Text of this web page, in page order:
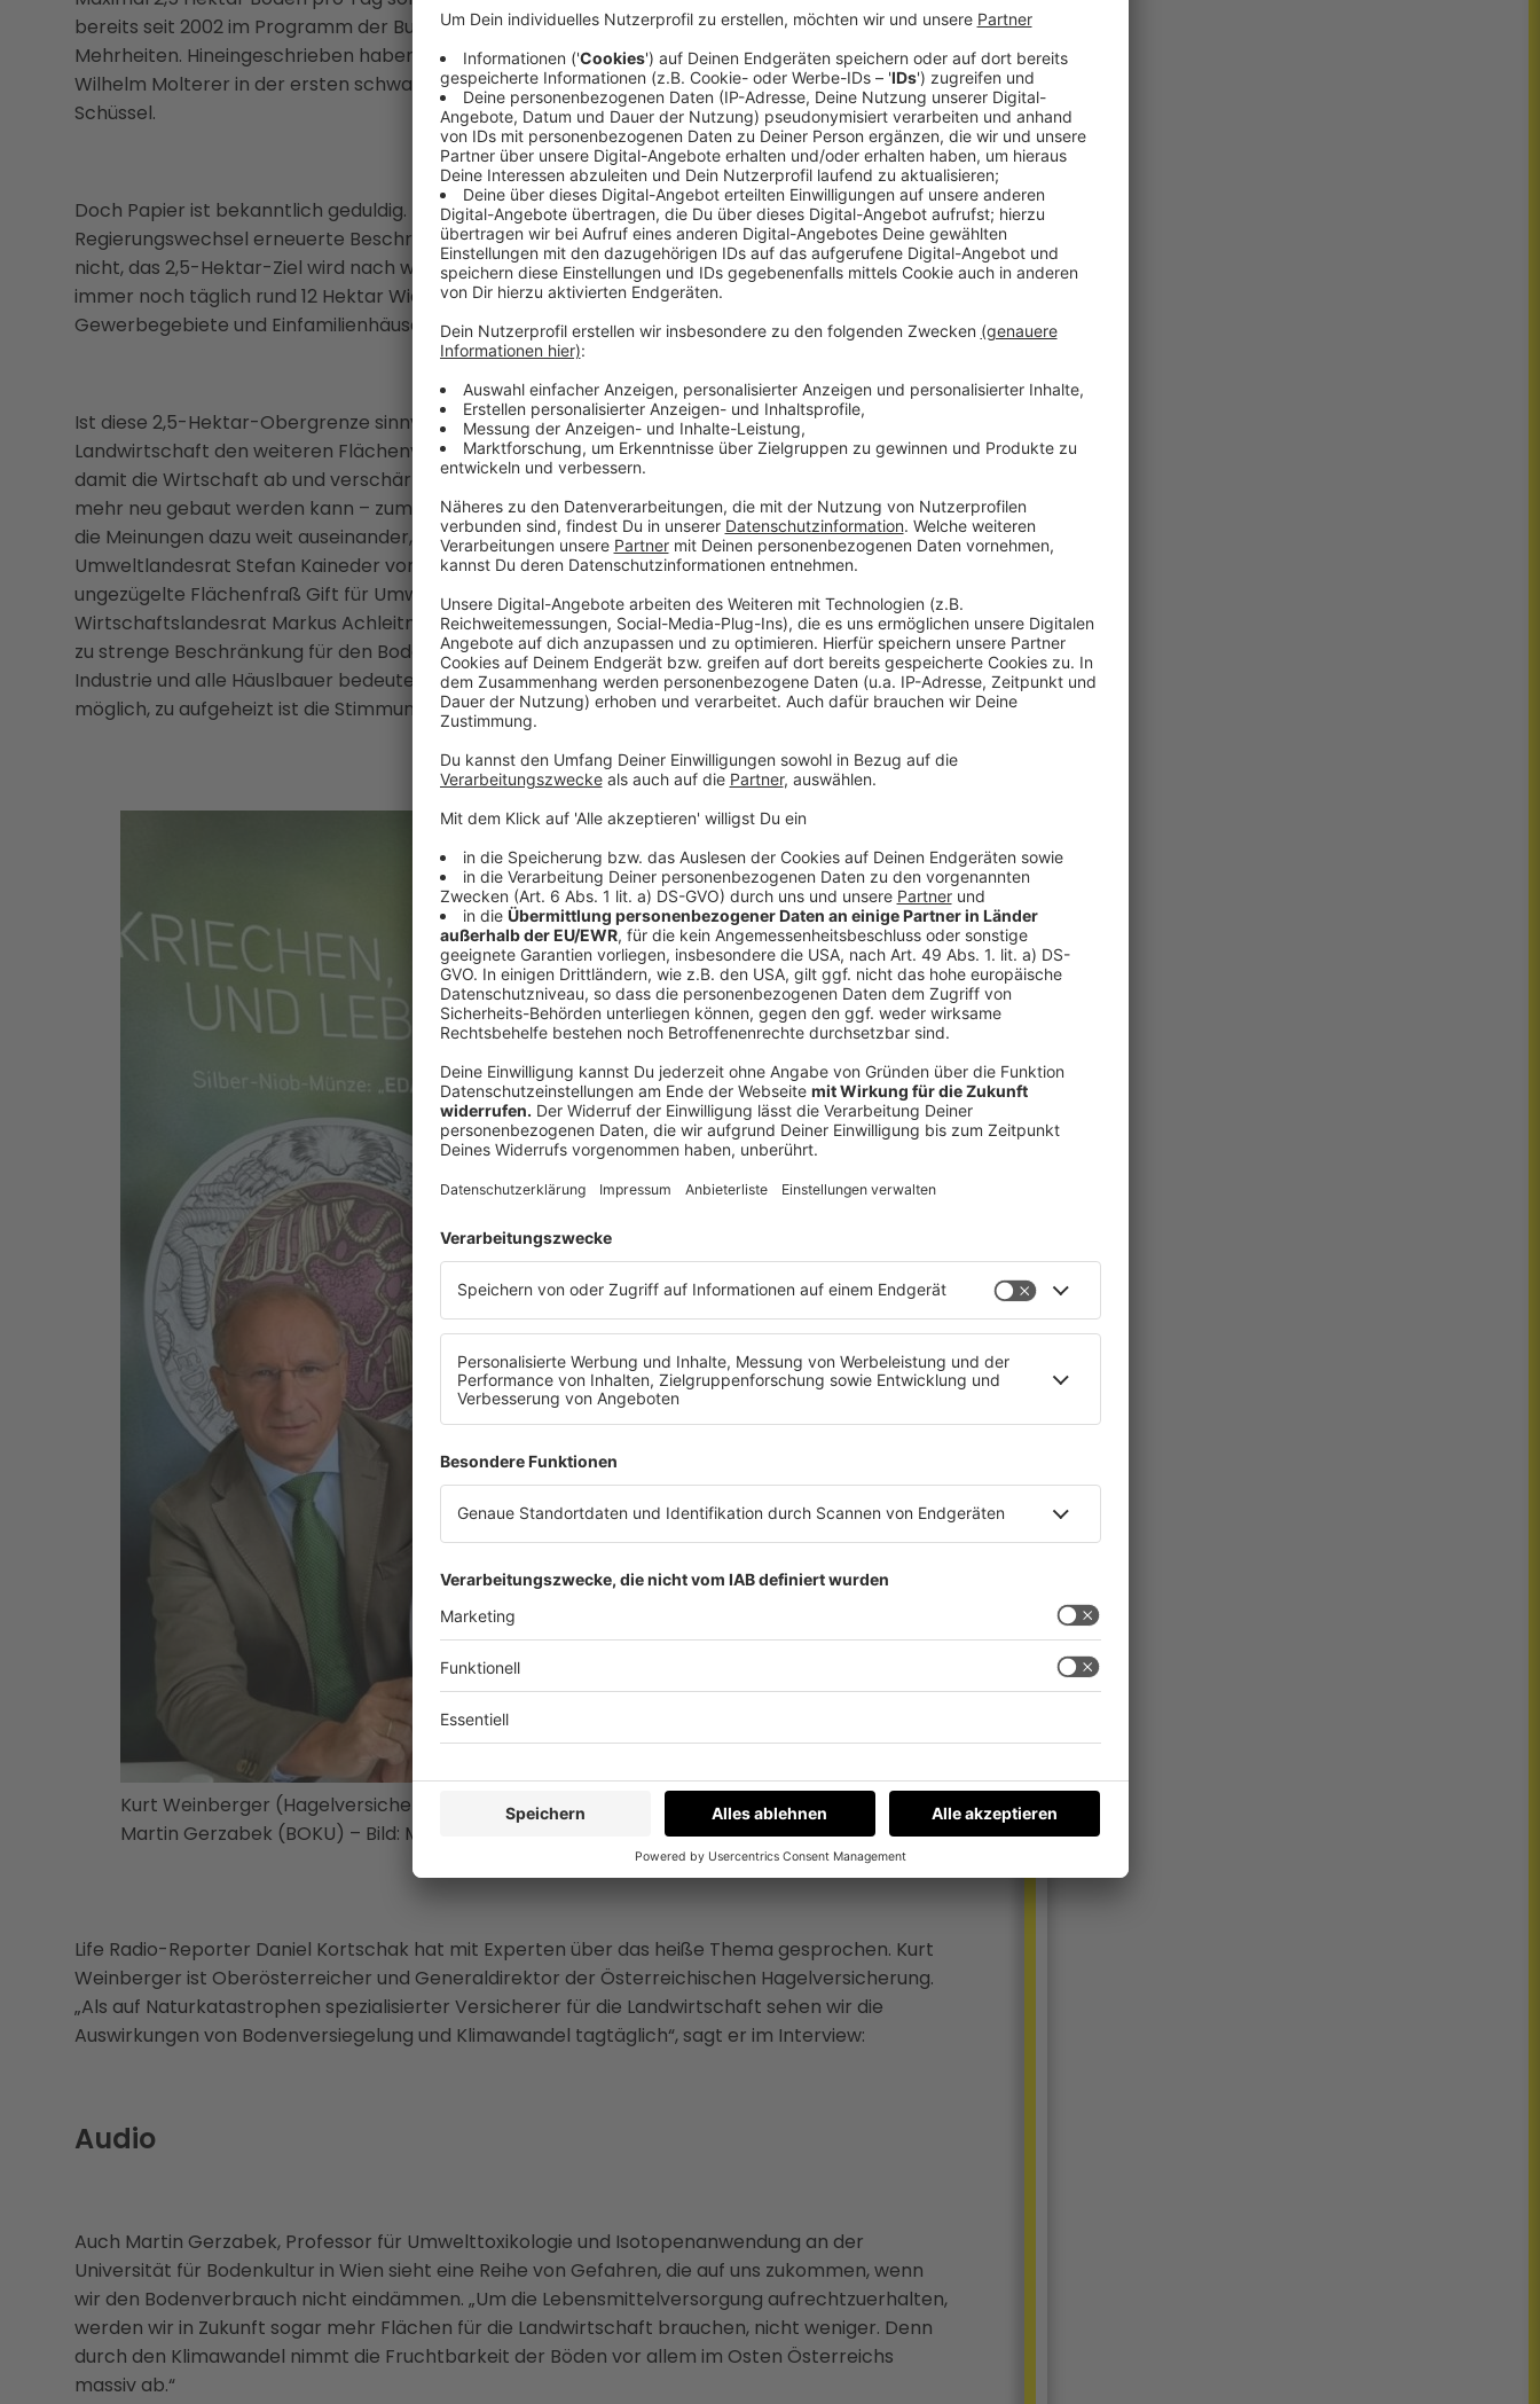
bereits seit 2002 im Programm der Bundesregierung – unabhängig von den jeweiligen politischen
Mehrheiten. Hineingeschrieben haben es ausgerechnet die ÖVP-Minister Martin Bartenstein und
Wilhelm Molterer in der ersten schwarz-blauen Koalition unter Bundeskanzler Wolfgang
Schüssel.
Doch Papier ist bekanntlich geduldig. Denn eingehalten wird diese vereinbarte und mit jedem
Regierungswechsel erneuerte Beschränkung des täglichen Bodenverbrauchs auch heute noch
nicht, das 2,5-Hektar-Ziel wird nach wie vor meilenweit verfehlt: Aktuell werden in Österreich
immer noch täglich rund 12 Hektar Wiesen, Wälder und Weiden verbaut – für Straßen,
Gewerbegebiete und Einfamilienhäuser.
Ist diese 2,5-Hektar-Obergrenze sinnvoll? Müssen wir im Interesse von Klimaschutz und
Landwirtschaft den weiteren Flächenverbrauch wirklich so stark einschränken? Oder würgen wir
damit die Wirtschaft ab und verschärfen die Krise auf dem Wohnungsmarkt, weil praktisch nicht
mehr neu gebaut werden kann – zumindest nicht zu leistbaren Preisen? In Oberösterreich gehen
die Meinungen dazu weit auseinander, und das heikle Thema spaltet die Landesregierung:
Umweltlandesrat Stefan Kaineder von den Grünen wird nicht müde zu betonen, dass der
ungezügelte Flächenfraß Gift für Umwelt, Klima und die Menschen in Oberösterreich ist.
Wirtschaftslandesrat Markus Achleitner von der ÖVP hält gebetsmühlenartig dagegen, dass eine
zu strenge Beschränkung für den Bodenverbrauch große Nachteile für die Wirtschaft, die
Industrie und alle Häuslbauer bedeutet. Eine sachliche Debatte darüber scheint kaum mehr
möglich, zu aufgeheizt ist die Stimmung in Sachen Bodenschutz derzeit in Oberösterreich.
Kurt Weinberger (Hagelversicherung), Gerhard Starsich (Münze Österreich) und
Martin Gerzabek (BOKU) – Bild: Münze Österreich AG
Life Radio-Reporter Daniel Kortschak hat mit Experten über das heiße Thema gesprochen. Kurt
Weinberger ist Oberösterreicher und Generaldirektor der Österreichischen Hagelversicherung.
„Als auf Naturkatastrophen spezialisierter Versicherer für die Landwirtschaft sehen wir die
Auswirkungen von Bodenversiegelung und Klimawandel tagtäglich“, sagt er im Interview:
Audio
Auch Martin Gerzabek, Professor für Umwelttoxikologie und Isotopenanwendung an der
Universität für Bodenkultur in Wien sieht eine Reihe von Gefahren, die auf uns zukommen, wenn
wir den Bodenverbrauch nicht eindämmen. „Um die Lebensmittelversorgung aufrechtzuerhalten,
werden wir in Zukunft sogar mehr Flächen für die Landwirtschaft brauchen, nicht weniger. Denn
durch den Klimawandel nimmt die Fruchtbarkeit der Böden vor allem im Osten Österreichs
massiv ab.“